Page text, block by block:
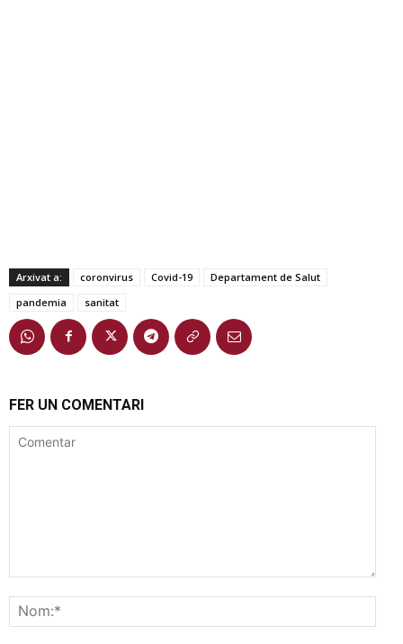
Arxivat a: coronvirus Covid-19
Departament de Salut
pandemia
sanitat
FER UN COMENTARI